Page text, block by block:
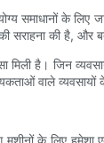
के लिए
सराहना की है,
मिली है। जिन
वाले